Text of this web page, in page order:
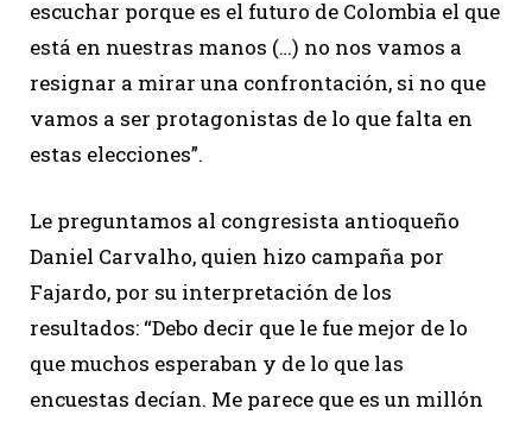
escuchar porque es el futuro de Colombia el que
está en nuestras manos (…) no nos vamos a
resignar a mirar una confrontación, si no que
vamos a ser protagonistas de lo que falta en
estas elecciones”.
Le preguntamos al congresista antioqueño
Daniel Carvalho, quien hizo campaña por
Fajardo, por su interpretación de los
resultados: “Debo decir que le fue mejor de lo
que muchos esperaban y de lo que las
encuestas decían. Me parece que es un millón